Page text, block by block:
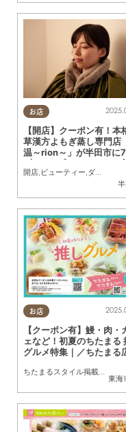
お店
【開店】クーポン有！本
草漢方よもぎ蒸し専門店
温～rion～」が半田市に
(木)オープン／ちたまる
開店, ビューティー,ダイエット
お店
【クーポン有】鰻・肉・
ェなど！初夏のちたまる
グルメ特集｜／ちたまる